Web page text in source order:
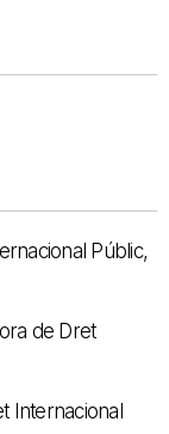
Públic,
de Dret
Internacional